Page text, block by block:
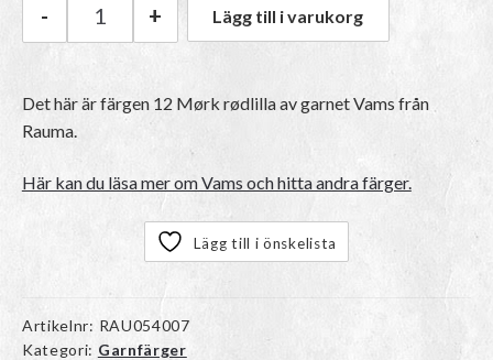
Rauma Vams | 12 Mørk rødlilla mängd
- + Lägg till i varukorg
Det här är färgen 12 Mørk rødlilla av garnetVams från
Rauma.
Här kan du läsa mer om Vams och hitta andra färger.
Lägg till i önskelista
Artikelnr: RAU054007
Kategori: Garnfärger